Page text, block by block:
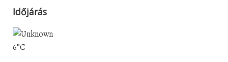
Időjárás
6°C